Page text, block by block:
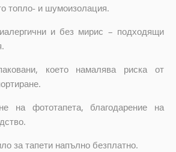
топло- и шумоизолация.
и без мирис – подходящи
което намалява риска от
на фототапета, благодарение на
за тапети напълно безплатно.